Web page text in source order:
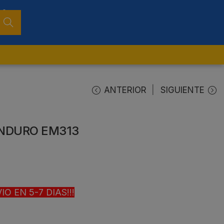
Busca
0
ANTERIOR SIGUIENTE
EM313
EN 5-7 DIAS!!!